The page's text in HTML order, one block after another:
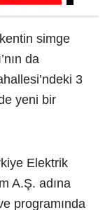
simge
da
3
yeni bir
Elektrik
A.Ş. adına
programında